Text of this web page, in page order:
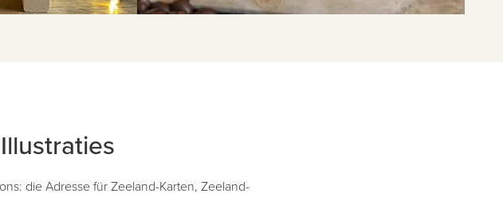
die Adresse für Zeeland-Karten, Zeeland-